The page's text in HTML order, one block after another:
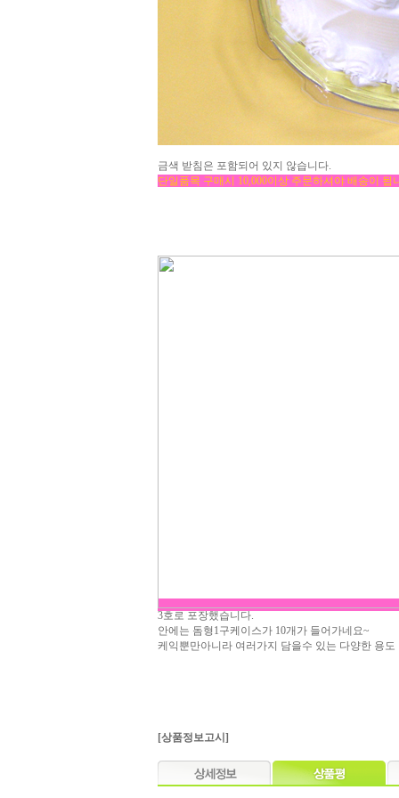
금색 받침은 포함되어 있지 않습니다.
단일품목 구매시 10,000이상 주문하셔야 배송이 됩
3호로 포장했습니다.
안에는 돔형1구케이스가 10개가 들어가네요~
케익뿐만아니라 여러가지 담을수 있는 다양한 용도
[상품정보고시]